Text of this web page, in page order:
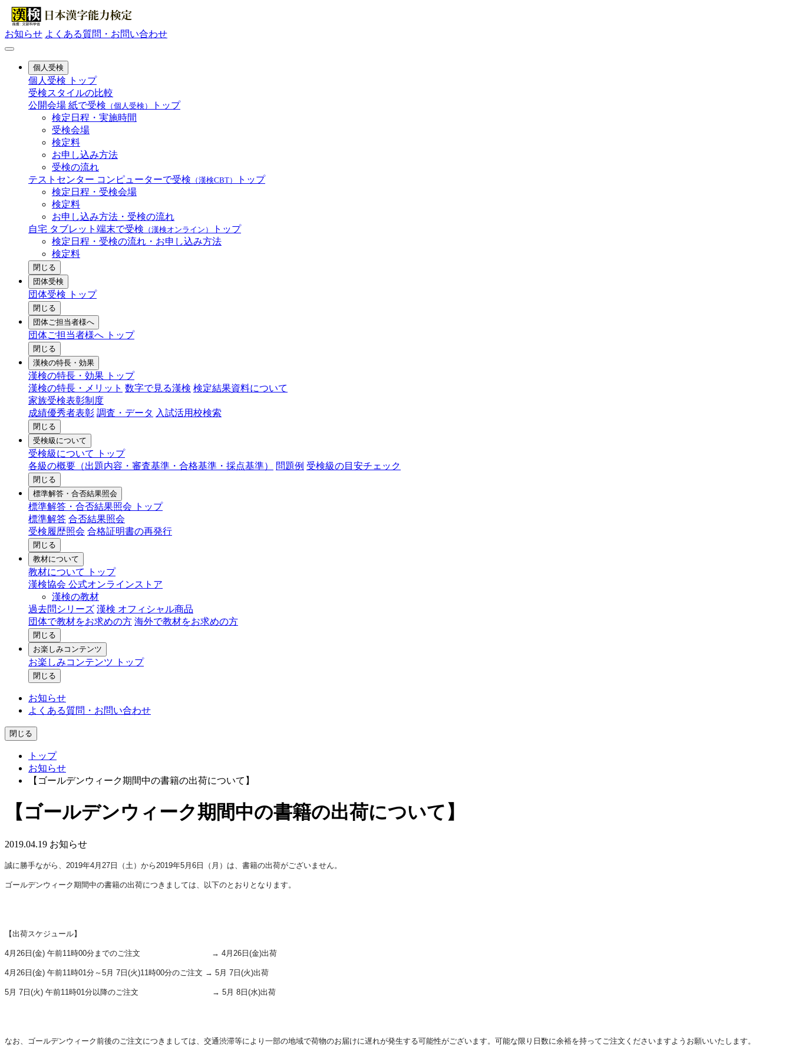
お知らせ よくある質問・お問い合わせ
個人受検
個人受検 トップ
受検スタイルの比較
公開会場 紙で受検 （個人受検）
トップ
検定日程・実施時間
受検会場
検定料
お申し込み方法
受検の流れ
テストセンター コンピューターで受検 （漢検CBT）
トップ
検定日程・受検会場
検定料
お申し込み方法・受検の流れ
自宅 タブレット端末で受検 （漢検オンライン）
トップ
検定日程・受検の流れ・お申し込み方法
検定料
閉じる
団体受検
団体受検 トップ
閉じる
団体ご担当者様へ
団体ご担当者様へ トップ
閉じる
漢検の特長・効果
漢検の特長・効果 トップ
漢検の特長・メリット 数字で見る漢検 検定結果資料について
家族受検表彰制度
成績優秀者表彰 調査・データ 入試活用校検索
閉じる
受検級について
受検級について トップ
各級の概要（出題内容・審査基準・合格基準・採点基準）
問題例 受検級の目安チェック
閉じる
標準解答・合否結果照会
標準解答・合否結果照会 トップ
標準解答 合否結果照会
受検履歴照会 合格証明書の再発行
閉じる
教材について
教材について トップ
漢検協会 公式オンラインストア
漢検の教材
過去問シリーズ 漢検 オフィシャル商品
団体で教材をお求めの方 海外で教材をお求めの方
閉じる
お楽しみコンテンツ
お楽しみコンテンツ トップ
閉じる
お知らせ
よくある質問・お問い合わせ
閉じる
トップ
お知らせ
【ゴールデンウィーク期間中の書籍の出荷について】
【ゴールデンウィーク期間中の書籍の出荷について】
2019.04.19 お知らせ
誠に勝手ながら、2019年4月27日（土）から2019年5月6日（月）は、書籍の出荷がございません。
ゴールデンウィーク期間中の書籍の出荷につきましては、以下のとおりとなります。
【出荷スケジュール】
4月26日(金) 午前11時00分までのご注文 → 4月26日(金)出荷
4月26日(金) 午前11時01分～5月 7日(火)11時00分のご注文 → 5月 7日(火)出荷
5月 7日(火) 午前11時01分以降のご注文 → 5月 8日(水)出荷
なお、ゴールデンウィーク前後のご注文につきましては、交通渋滞等により一部の地域で荷物のお届けに遅れが発生する可能性がございます。可能な限り日数に余裕を持ってご注文くださいますようお願いいたします。